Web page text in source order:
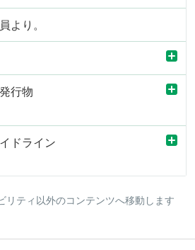
より。
行物
ドライン
リティ以外のコンテンツへ移動します